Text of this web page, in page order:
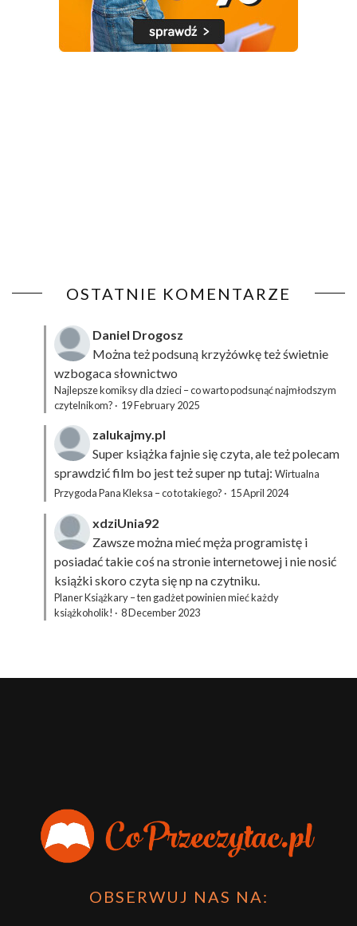
OSTATNIE KOMENTARZE
Daniel Drogosz
Można też podsuną krzyżówkęteż świetnie
wzbogaca słownictwo
Najlepsze komiksy dla dzieci – co warto podsunąć najmłodszym
czytelnikom? · 19 February 2025
zalukajmy.pl
Super książka fajnie się czyta, ale też polecam
sprawdzić film bo jest też super np tutaj: Wirtualna
Przygoda Pana Kleksa – co to takiego? · 15 April 2024
xdziUnia92
Zawsze można mieć męża programistę i
posiadać takie coś na stronie internetowej i nie nosić
książki skoro czyta się np na czytniku.
Planer Książkary – ten gadżet powinien mieć każdy
książkoholik! · 8 December 2023
OBSERWUJ NAS NA: